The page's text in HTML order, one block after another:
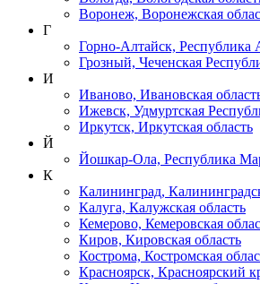
Воронеж, Воронежская
Г
Горно-Алтайск, Республика
Грозный, Чеченская
И
Иваново, Ивановская
Ижевск, Удмуртская
Иркутск, Иркутская область
Й
Йошкар-Ола, Республика
К
Калининград,
Калуга, Калужская область
Кемерово, Кемеровская
Киров, Кировская область
Кострома, Костромская
Красноярск, Красноярский